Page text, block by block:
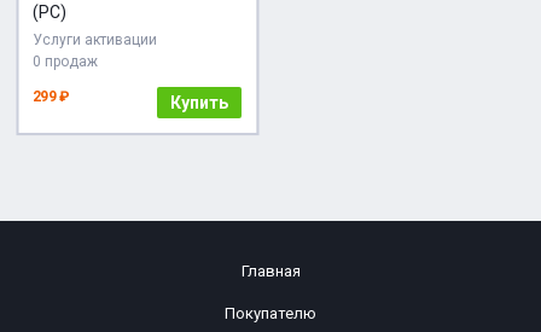
(PC)
Услуги активации
0 продаж
299 ₽ Купить
Главная
Покупателю